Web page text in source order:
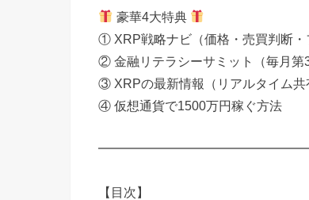
豪華4大特典
① XRP戦略ナビ（価格・売買判断・
② 金融リテラシーサミット（毎月第
③ XRPの最新情報（リアルタイム共
④ 仮想通貨で1500万円稼ぐ方法
【目次】